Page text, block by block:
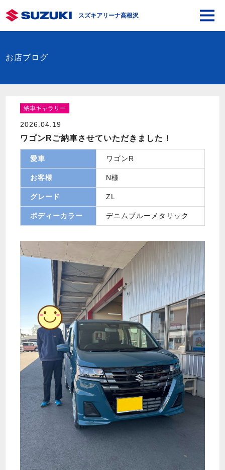
スズキアリーナ高根沢
お店ブログ
納車ギャラリー
2026.04.19
ワゴンRご納車させていただきました！
愛車 ワゴンR
お客様 N様
グレード ZL
ボディーカラー デニムブルーメタリック